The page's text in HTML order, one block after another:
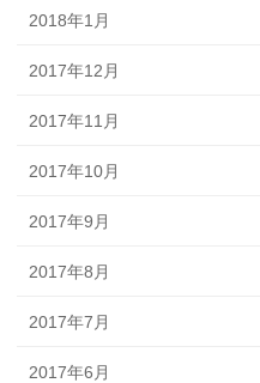
2018年1月
2017年12月
2017年11月
2017年10月
2017年9月
2017年8月
2017年7月
2017年6月